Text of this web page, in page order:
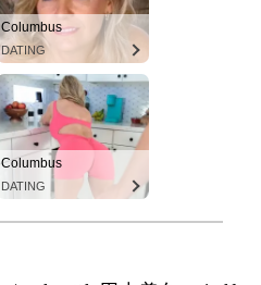
Columbus
DATING
Columbus
DATING